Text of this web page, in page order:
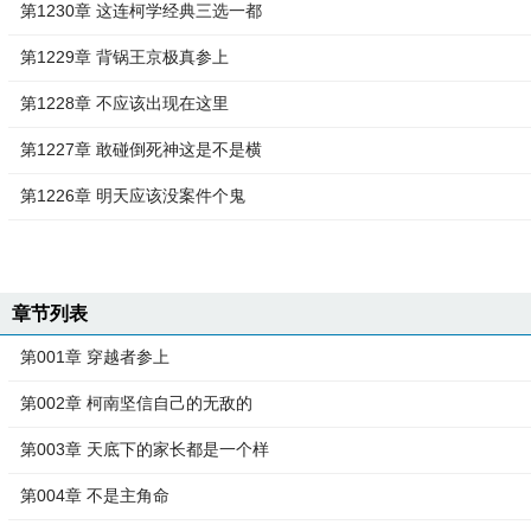
第1230章 这连柯学经典三选一都
第1229章 背锅王京极真参上
第1228章 不应该出现在这里
第1227章 敢碰倒死神这是不是横
第1226章 明天应该没案件个鬼
章节列表
第001章 穿越者参上
第002章 柯南坚信自己的无敌的
第003章 天底下的家长都是一个样
第004章 不是主角命